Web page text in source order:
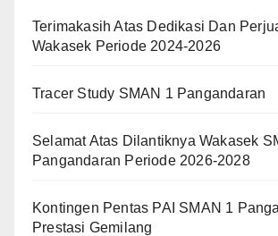
Terimakasih Atas Dedikasi Dan
Wakasek Periode 2024-2026
Tracer Study SMAN 1 Pangandaran
Selamat Atas Dilantiknya Wakasek
Pangandaran Periode 2026-2028
Kontingen Pentas PAI SMAN 1
Prestasi Gemilang